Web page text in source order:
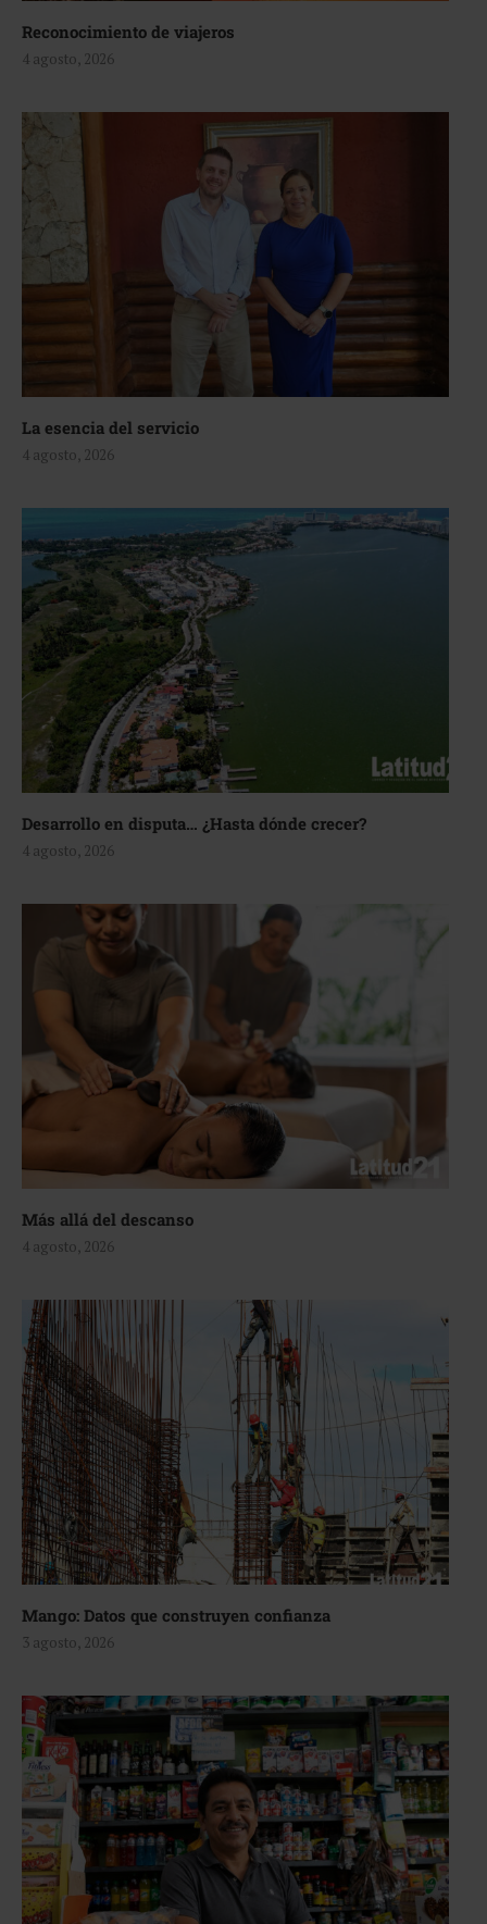
Reconocimiento de viajeros
4 agosto, 2026
La esencia del servicio
4 agosto, 2026
Desarrollo en disputa… ¿Hasta dónde crecer?
4 agosto, 2026
Más allá del descanso
4 agosto, 2026
Mango: Datos que construyen confianza
3 agosto, 2026